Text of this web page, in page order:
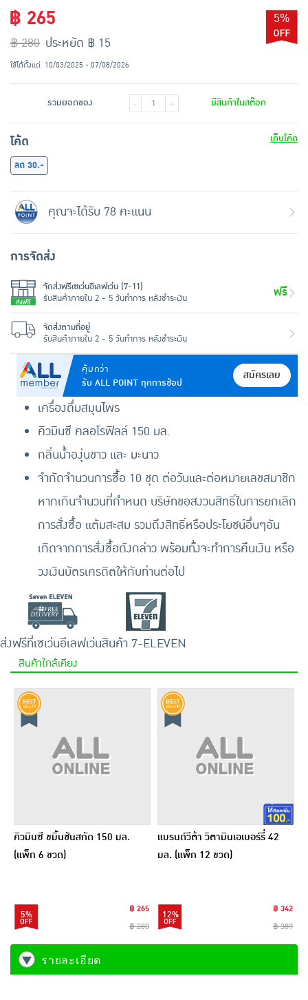
คุ้มกว่า
รับ ALL POINT ทุกการช้อป
สมัครเลย
เครื่องดื่มสมุนไพร
คิวมินซี คลอโรฟิลล์ 150 มล.
กลิ่นน้ำองุ่นขาว และ มะนาว
จำกัดจำนวนการซื้อ 10 ชุด ต่อวันและต่อหมายเลขสมาชิก
หากเกินจำนวนที่กำหนด บริษัทขอสงวนสิทธิ์ในการยกเลิก
การสั่งซื้อ แต้มสะสม รวมถึงสิทธิ์หรือประโยชน์อื่นๆอัน
เกิดจากการสั่งซื้อดังกล่าว พร้อมทั้งจะทำการคืนเงิน หรือ
วงเงินบัตรเครดิตให้กับท่านต่อไป
฿ 265
฿ 280
5%
ประหยัด ฿ 15
ใช้ได้ตั้งแต่ 10/03/2025 - 07/08/2026
รวมยอดของ - + มีสินค้าในสต๊อก
โค้ด
เก็บโค้ด
ลด 30.-
คุณจะได้รับ 78 คะแนน
การจัดส่ง
จัดส่งฟรีเซเว่นอีเลฟเว่น (7-11)
รับสินค้าภายใน 2 - 5 วันทำการ หลังชำระเงิน
ฟรี
จัดส่งตามที่อยู่
รับสินค้าภายใน 2 - 5 วันทำการ หลังชำระเงิน
ส่งฟรีที่เซเว่นอีเลฟเว่นสินค้า 7-ELEVEN
สินค้าใกล้เคียง
คิวมินซี ขมิ้นชันสกัด 150 มล.
(แพ็ก 6 ขวด)
5%
฿ 265
฿ 280
แบรนด์วีต้า วิตามินเอเบอร์รี่ 42
มล. (แพ็ก 12 ขวด)
12%
฿ 342
฿ 389
รายละเอียด